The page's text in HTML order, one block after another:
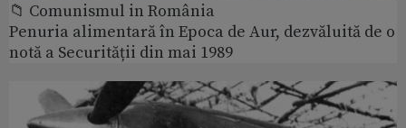
📁 Comunismul in România
Penuria alimentară în Epoca de Aur, dezvăluită de o
notă a Securității din mai 1989